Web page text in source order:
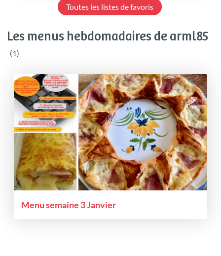
Toutes les listes de favoris
Les menus hebdomadaires de arml85
(1)
Menu semaine 3 Janvier